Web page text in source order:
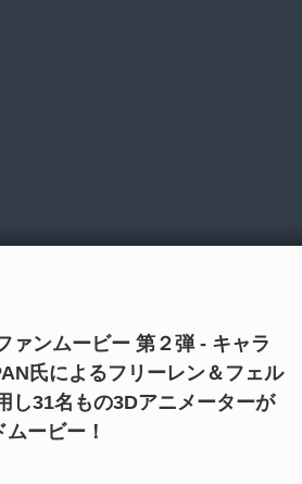
ァンムービー 第２弾 - キャラ
氏によるフリーレン＆フェル
し31名もの3Dアニメーターが
ービー！